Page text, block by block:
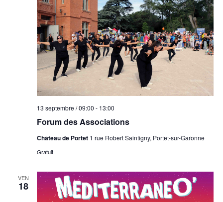
Forum des Associations
13 septembre / 09:00 - 13:00
Château de Portet 1 rue Robert Saintigny, Portet-sur-Garonne
Gratuit
VEN
18